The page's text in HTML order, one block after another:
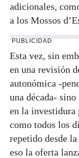
adicionales,
a los Mossos
PUBLICIDAD
Esta vez, sin
en una revisión
autonómica -
una década-
en la
como todos los
repetido desde
eso la oferta